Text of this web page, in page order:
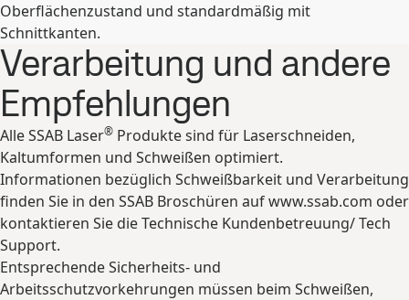
Oberflächenzustand und standardmäßig mit
Schnittkanten.
Verarbeitung und andere
Empfehlungen
Alle SSAB Laser® Produkte sind für Laserschneiden,
Kaltumformen und Schweißen optimiert.
Informationen bezüglich Schweißbarkeit und Verarbeitung
finden Sie in den SSAB Broschüren auf www.ssab.com oder
kontaktieren Sie die Technische Kundenbetreuung/ Tech
Support.
Entsprechende Sicherheits- und
Arbeitsschutzvorkehrungen müssen beim Schweißen,